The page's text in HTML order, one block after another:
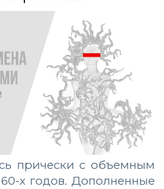
прически с объемным
х годов. Дополненные